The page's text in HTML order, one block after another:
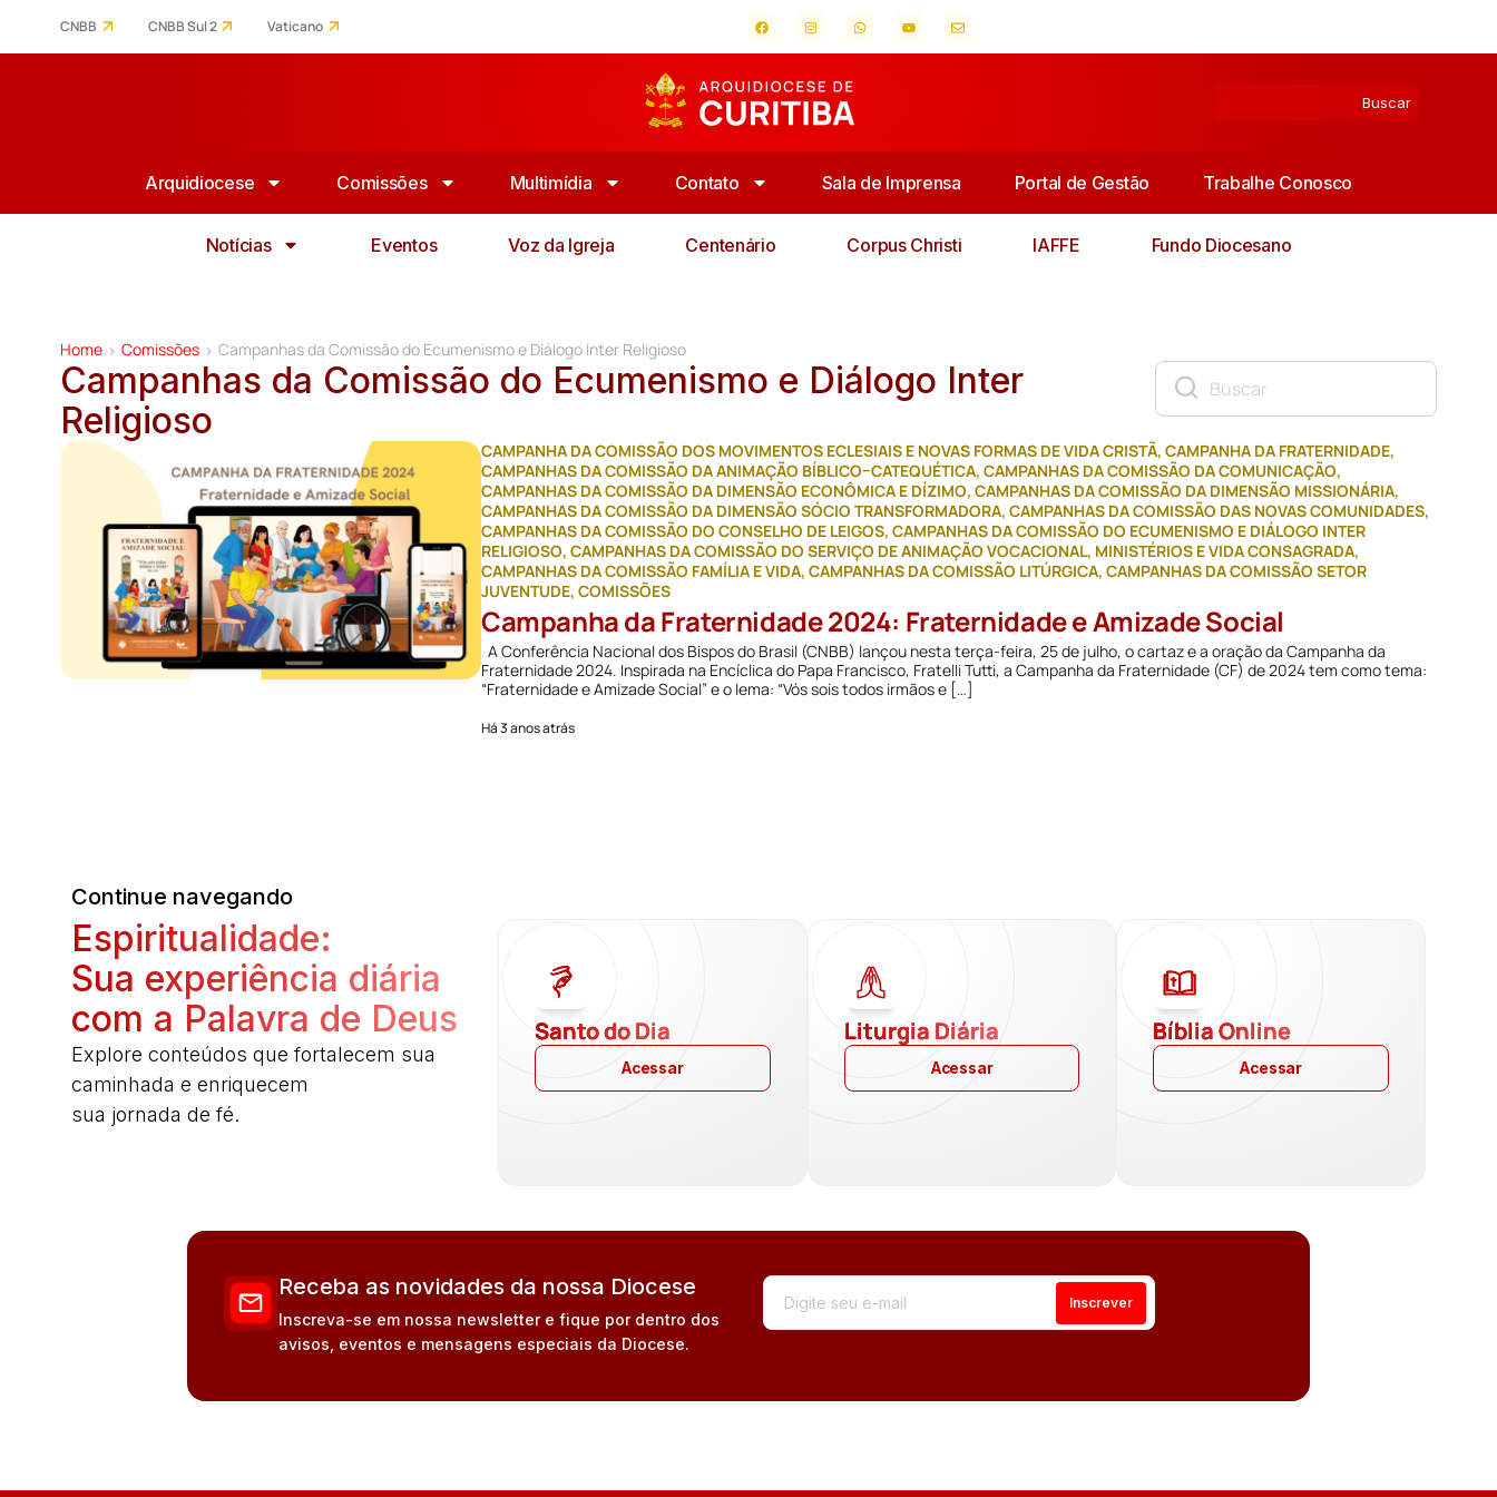
CNBB CNBB Sul 2 Vaticano
Arquidiocese Comissões Multimídia Contato Sala de Imprensa Portal de Gestão Trabalhe Conosco
Notícias Eventos Voz da Igreja Centenário Corpus Christi IAFFE Fundo Diocesano
Home > Comissões > Campanhas da Comissão do Ecumenismo e Diálogo Inter Religioso
Campanhas da Comissão do Ecumenismo e Diálogo Inter
Religioso
CAMPANHA DA COMISSÃO DOS MOVIMENTOS ECLESIAIS E NOVAS FORMAS DE VIDA CRISTÃ, CAMPANHA DA FRATERNIDADE,
CAMPANHAS DA COMISSÃO DA ANIMAÇÃO BÍBLICO–CATEQUÉTICA, CAMPANHAS DA COMISSÃO DA COMUNICAÇÃO,
CAMPANHAS DA COMISSÃO DA DIMENSÃO ECONÔMICA E DÍZIMO, CAMPANHAS DA COMISSÃO DA DIMENSÃO MISSIONÁRIA,
CAMPANHAS DA COMISSÃO DA DIMENSÃO SÓCIO TRANSFORMADORA, CAMPANHAS DA COMISSÃO DAS NOVAS COMUNIDADES,
CAMPANHAS DA COMISSÃO DO CONSELHO DE LEIGOS, CAMPANHAS DA COMISSÃO DO ECUMENISMO E DIÁLOGO INTER
RELIGIOSO, CAMPANHAS DA COMISSÃO DO SERVIÇO DE ANIMAÇÃO VOCACIONAL, MINISTÉRIOS E VIDA CONSAGRADA,
CAMPANHAS DA COMISSÃO FAMÍLIA E VIDA, CAMPANHAS DA COMISSÃO LITÚRGICA, CAMPANHAS DA COMISSÃO SETOR
JUVENTUDE, COMISSÕES
Campanha da Fraternidade 2024: Fraternidade e Amizade Social
A Conferência Nacional dos Bispos do Brasil (CNBB) lançou nesta terça-feira, 25 de julho, o cartaz e a oração da Campanha da
Fraternidade 2024. Inspirada na Encíclica do Papa Francisco, Fratelli Tutti, a Campanha da Fraternidade (CF) de 2024 tem como tema:
“Fraternidade e Amizade Social” e o lema: “Vós sois todos irmãos e […]
Há 3 anos atrás
Continue navegando
Espiritualidade:
Sua experiência diária
com a Palavra de Deus
Explore conteúdos que fortalecem sua
caminhada e enriquecem
sua jornada de fé.
Santo do Dia
Acessar
Liturgia Diária
Acessar
Bíblia Online
Acessar
Receba as novidades da nossa Diocese
Inscreva-se em nossa newsletter e fique por dentro dos
avisos, eventos e mensagens especiais da Diocese.